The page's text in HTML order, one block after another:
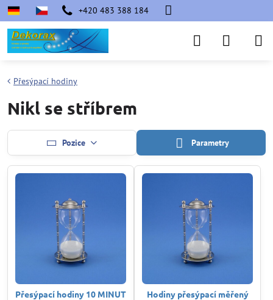
+420 483 388 184
Přesýpací hodiny
Nikl se stříbrem
Pozice Parametry
Přesýpací hodiny 10 MINUT
Hodiny přesýpací měřený